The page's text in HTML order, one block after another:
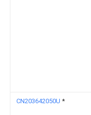
CN203642050U *